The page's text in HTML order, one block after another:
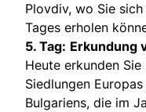
Plovdiv, wo Sie
Tages erholen
5. Tag: Erkundung
Heute erkunden
Siedlungen
Bulgariens, die im